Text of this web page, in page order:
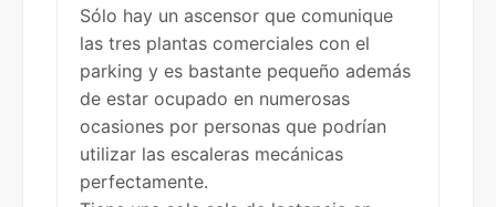
Sólo hay un ascensor que comunique
las tres plantas comerciales con el
parking y es bastante pequeño además
de estar ocupado en numerosas
ocasiones por personas que podrían
utilizar las escaleras mecánicas
perfectamente.